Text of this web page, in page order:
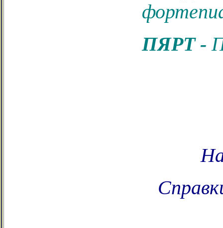
ПЯРТ -